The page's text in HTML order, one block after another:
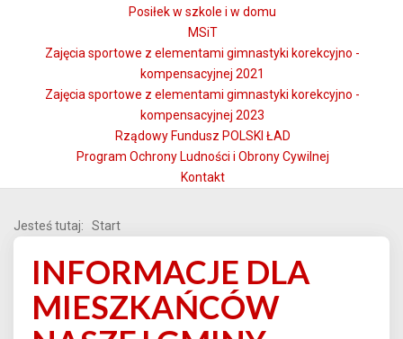
Posiłek w szkole i w domu
MSiT
Zajęcia sportowe z elementami gimnastyki korekcyjno -
kompensacyjnej 2021
Zajęcia sportowe z elementami gimnastyki korekcyjno -
kompensacyjnej 2023
Rządowy Fundusz POLSKI ŁAD
Program Ochrony Ludności i Obrony Cywilnej
Kontakt
Jesteś tutaj: Start
INFORMACJE DLA
MIESZKAŃCÓW